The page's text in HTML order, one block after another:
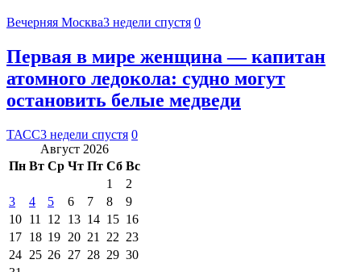
Вечерняя Москва3 недели спустя 0
Первая в мире женщина — капитан
атомного ледокола: судно могут
остановить белые медведи
ТАСС3 недели спустя 0
Август 2026
Пн Вт Ср Чт Пт Сб Вс
1
2
3
4 5 6 7 8
9
10 11 12 13 14 15 16
17 18 19 20 21 22 23
24 25 26 27 28 29 30